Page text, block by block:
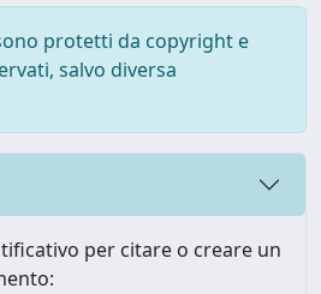
protetti da copyright e
salvo diversa
per citare o creare un